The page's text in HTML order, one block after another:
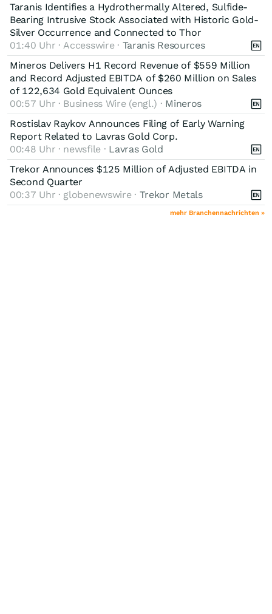
Taranis Identifies a Hydrothermally Altered, Sulfide-
Bearing Intrusive Stock Associated with Historic Gold-
Silver Occurrence and Connected to Thor
01:40 Uhr · Accesswire · Taranis Resources
Mineros Delivers H1 Record Revenue of $559 Million
and Record Adjusted EBITDA of $260 Million on Sales
of 122,634 Gold Equivalent Ounces
00:57 Uhr · Business Wire (engl.) · Mineros
Rostislav Raykov Announces Filing of Early Warning
Report Related to Lavras Gold Corp.
00:48 Uhr · newsfile · Lavras Gold
Trekor Announces $125 Million of Adjusted EBITDA in
Second Quarter
00:37 Uhr · globenewswire · Trekor Metals
mehr Branchennachrichten »